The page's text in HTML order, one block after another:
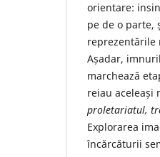
orientare:
pe de o parte,
reprezentările
Așadar,
marchează
reiau aceleași
proletariatul,
Explorarea
încărcăturii